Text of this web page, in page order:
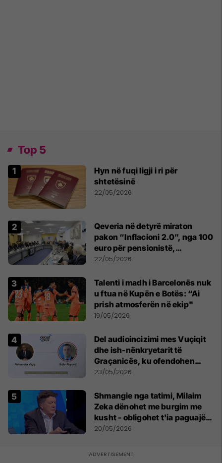
Top 5
Hyn në fuqi ligji i ri për
shtetësinë
22/05/2026
Qeveria në detyrë miraton
pakon “Inflacioni 2.0”, nga 100
euro për pensionistë,
punëtorët privat, fëmijë dhe
22/05/2026
Talenti i madh i Barcelonës nuk
u ftua në Kupën e Botës: “Ai
prish atmosferën në ekip"
19/05/2026
Del audioincizimi mes Vuçiqit
dhe ish-nënkryetarit të
Graçanicës, ku ofendohen
krerë të Kishës Ortodokse
23/05/2026
Shmangie nga tatimi, Milaim
Zeka dënohet me burgim me
kusht - obligohet t'ia paguajë
ATK-së 81 mijë euro
20/05/2026